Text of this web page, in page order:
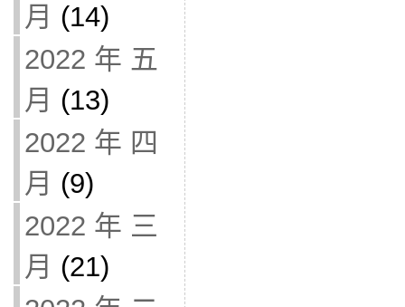
月 (14)
2022 年 五
月 (13)
2022 年 四
月 (9)
2022 年 三
月 (21)